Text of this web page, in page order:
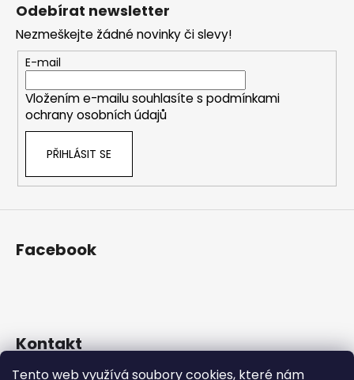
Tento web využívá soubory cookies, které nám
í
p
r
v
k
s
í
Odebírat newsletter
Nezmeškejte žádné novinky či slevy!
E-mail
Vložením e-mailu souhlasíte s podmínkami
ochrany osobních údajů
PŘIHLÁSIT SE
Facebook
Kontakt
eshop@prosekarna.cz